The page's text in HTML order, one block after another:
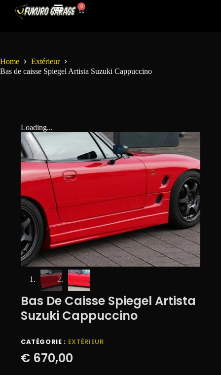
0
Home
Extérieur
Bas de caisse Spiegel Artista Suzuki Cappuccino
Loading...
Bas De Caisse Spiegel Artista
Suzuki Cappuccino
CATÉGORIE : EXTÉRIEUR
€670,00